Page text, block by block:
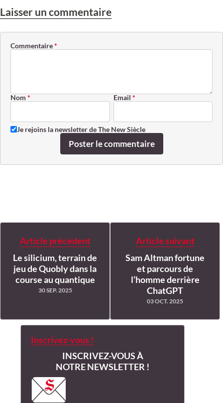
Laisser un commentaire
Commentaire*
Nom * Email *
Je rejoins la newsletter de The New Siècle
Poster le commentaire
Article précédent
Le silicium, terrain de
jeu de Quobly dans la
course au quantique
30 SEP. 2025
Article suivant
Sam Altman fortune
et parcours de
l’homme derrière
ChatGPT
03 OCT. 2025
Inscrivez-vous !
INSCRIVEZ-VOUS À
NOTRE NEWSLETTER !